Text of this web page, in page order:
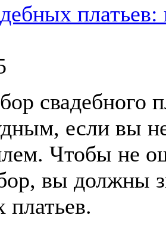
свадебного
если вы
Чтобы не
вы должны
платьев.